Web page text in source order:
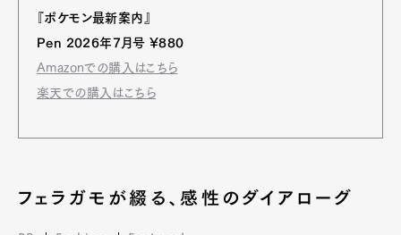
Pen international
『ポケモン最新案内』
Pen 2026年7月号 ¥880
Amazonでの購入はこちら
楽天での購入はこちら
フェラガモが綴る、感性のダイアローグ